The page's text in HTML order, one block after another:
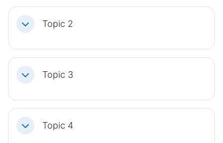
Einklappen
Topic 2
Einklappen
Topic 3
Einklappen
Topic 4